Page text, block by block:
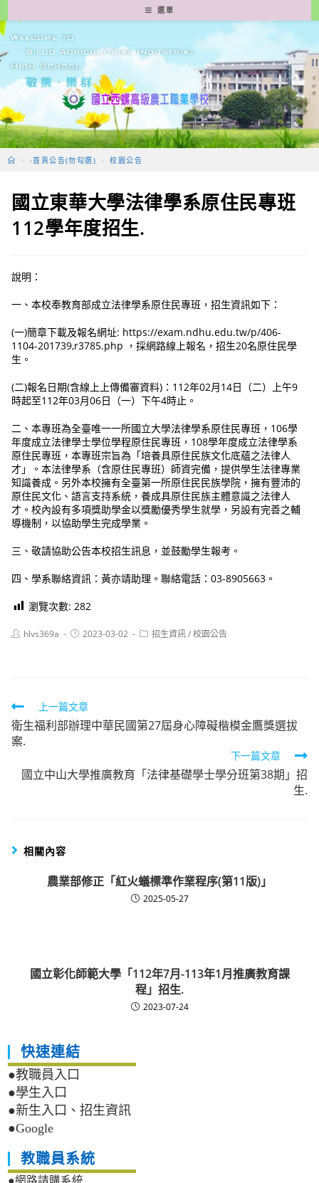
轉
至
要
容
選單
> -首頁公告(勿勾選) > 校園公告
國立東華大學法律學系原住民專班
112學年度招生.
說明：
一、本校奉教育部成立法律學系原住民專班，招生資訊如下：
(一)簡章下載及報名網址: https://exam.ndhu.edu.tw/p/406-
1104-201739,r3785.php ，採網路線上報名，招生20名原住民學
生。
(二)報名日期(含線上上傳備審資料)：112年02月14日（二）上午9
時起至112年03月06日（一）下午4時止。
二、本專班為全臺唯一一所國立大學法律學系原住民專班，106學
年度成立法律學士學位學程原住民專班，108學年度成立法律學系
原住民專班，本專班宗旨為「培養具原住民族文化底蘊之法律人
才」。本法律學系（含原住民專班）師資完備，提供學生法律專業
知識養成。另外本校擁有全臺第一所原住民民族學院，擁有豐沛的
原住民文化、語言支持系統，養成具原住民族主體意識之法律人
才。校內設有多項獎助學金以獎勵優秀學生就學，另設有完善之輔
導機制，以協助學生完成學業。
三、敬請協助公告本校招生訊息，並鼓勵學生報考。
四、學系聯絡資訊：黃亦靖助理。聯絡電話：03-8905663。
瀏覽次數: 282
Posthlvs369a
Post2023-03-02
Post招生資訊/校園公告
Read
more
articles
上一篇文章
衛生福利部辦理中華民國第27屆身心障礙楷模金鷹獎選拔
案.
下一篇文章
國立中山大學推廣教育「法律基礎學士學分班第38期」招
生.
相關內容
農業部修正「紅火蟻標準作業程序(第11版)」
2025-05-27
國立彰化師範大學「112年7月-113年1月推廣教育課
程」招生.
2023-07-24
快速連結
●教職員入口
●學生入口
●新生入口、招生資訊
●Google
教職員系統
●網路請購系統